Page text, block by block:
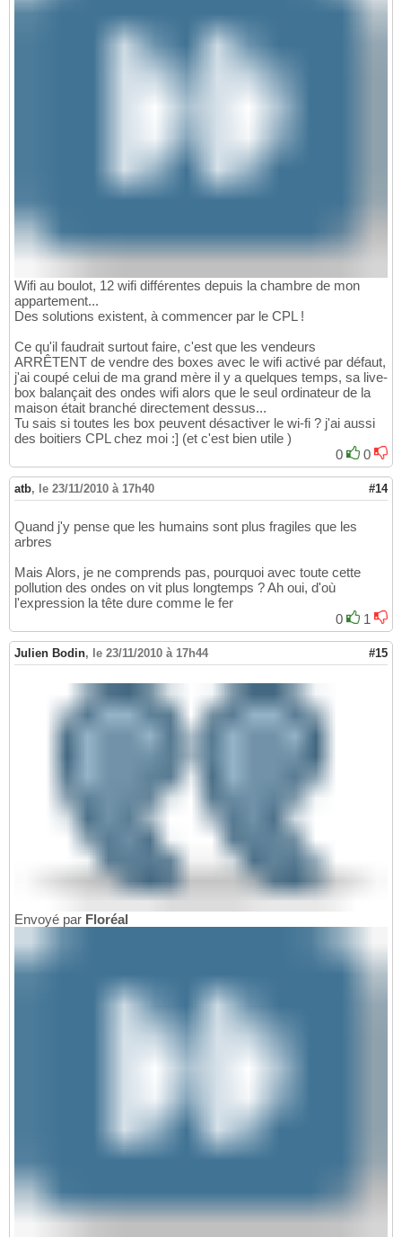
Wifi au boulot, 12 wifi différentes depuis la chambre de mon
appartement...
Des solutions existent, à commencer par le CPL !
Ce qu'il faudrait surtout faire, c'est que les vendeurs
ARRÊTENT de vendre des boxes avec le wifi activé par défaut,
j'ai coupé celui de ma grand mère il y a quelques temps, sa live-
box balançait des ondes wifi alors que le seul ordinateur de la
maison était branché directement dessus...
Tu sais si toutes les box peuvent désactiver le wi-fi ? j'ai aussi
des boitiers CPL chez moi :] (et c'est bien utile )
0
0
atb, le 23/11/2010 à 17h40 #14
Quand j'y pense que les humains sont plus fragiles que les
arbres
Mais Alors, je ne comprends pas, pourquoi avec toute cette
pollution des ondes on vit plus longtemps ? Ah oui, d'où
l'expression la tête dure comme le fer
0
1
Julien Bodin, le 23/11/2010 à 17h44 #15
Envoyé par Floréal